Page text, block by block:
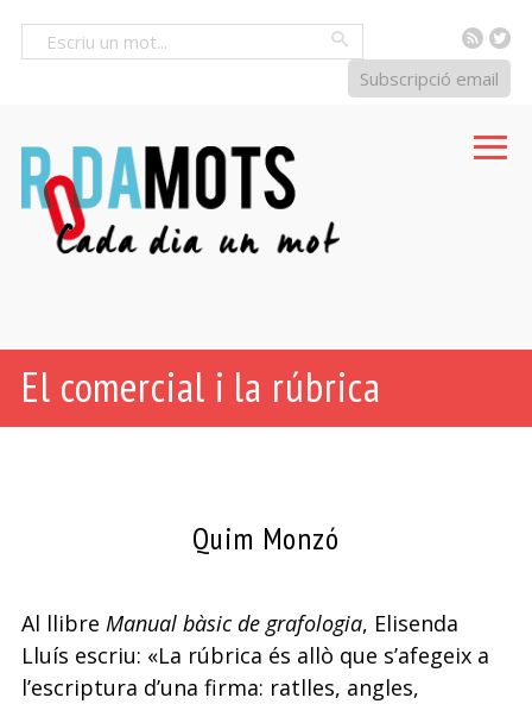
RSS
Subscripció email
El comercial i la rúbrica
Quim Monzó
Al llibre Manual bàsic de grafologia, Elisenda
Lluís escriu: «La rúbrica és allò que s’afegeix a
l’escriptura d’una firma: ratlles, angles,